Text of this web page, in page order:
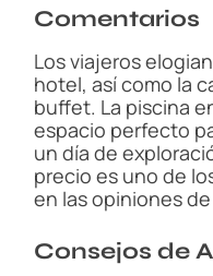
Comentarios
Los viajeros
hotel, así como la
buffet. La piscina
espacio perfecto
un día de
precio es uno de
en las opiniones
Consejos de